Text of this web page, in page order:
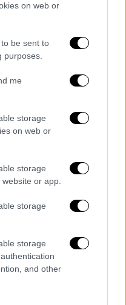
on web or
be sent to
purposes.
me
storage
on web or
storage
or app.
storage
storage
and other
είτε βαριά
επικίνδυνη πράξη
μόνο αν για
κατάφωρη
αθλήματος
«Αν επρόκειτο
ατύχημα", καμία
δεν θα ίσχυαν,
να ασκήσει δίωξη
πιθανότητα
«που
ενός
αγώνα»
«συνηθισμένης